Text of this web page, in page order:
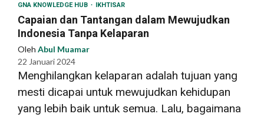
GNA KNOWLEDGE HUB IKHTISAR
Capaian dan Tantangan dalam Mewujudkan
Indonesia Tanpa Kelaparan
Oleh Abul Muamar
22 Januari 2024
Menghilangkan kelaparan adalah tujuan yang
mesti dicapai untuk mewujudkan kehidupan
yang lebih baik untuk semua. Lalu, bagaimana